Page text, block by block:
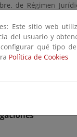
de Régimen
se regula la
2025” , a los efectos
a las
con su objeto,
Este sitio web
del usuario y
qué tipo
Política de Cookies